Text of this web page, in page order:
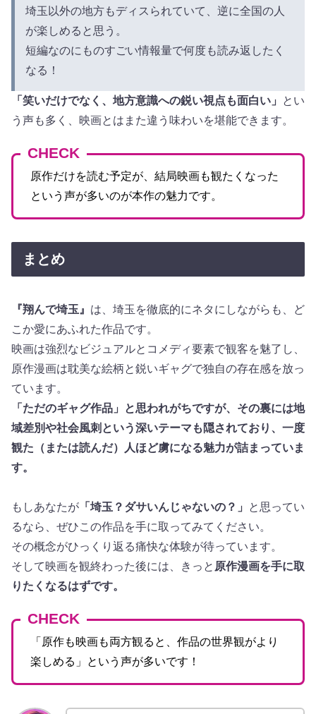
埼玉以外の地方もディスられていて、逆に全国の人
が楽しめると思う。
短編なのにものすごい情報量で何度も読み返したく
なる！
「笑いだけでなく、地方意識への鋭い視点も面白い」
とい
う声も多く、映画とはまた違う味わいを堪能できます。
CHECK
原作だけを読む予定が、結局映画も観たくなった
という声が多いのが本作の魅力です。
まとめ
『翔んで埼玉』 は、埼玉を徹底的にネタにしながらも、ど
こか愛にあふれた作品です。
映画は強烈なビジュアルとコメディ要素で観客を魅了し、
原作漫画は耽美な絵柄と鋭いギャグで独自の存在感を放っ
ています。
「ただのギャグ作品」と思われがちですが、その裏には地
域差別や社会風刺という深いテーマも隠されており、一度
観た（または読んだ）人ほど虜になる魅力が詰まっていま
す。
もしあなたが 「埼玉？ダサいんじゃないの？」
と思ってい
るなら、ぜひこの作品を手に取ってみてください。
その概念がひっくり返る痛快な体験が待っています。
そして映画を観終わった後には、きっと 原作漫画を手に取
りたくなるはずです。
CHECK
「原作も映画も両方観ると、作品の世界観がより
楽しめる」という声が多いです！